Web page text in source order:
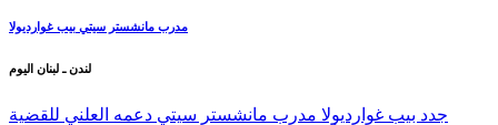
مدرب مانشستر سيتي بيب غوارديولا
لندن ـ لبنان اليوم
جدد بيب غوارديولا مدرب مانشستر سيتي دعمه العلني للقضية